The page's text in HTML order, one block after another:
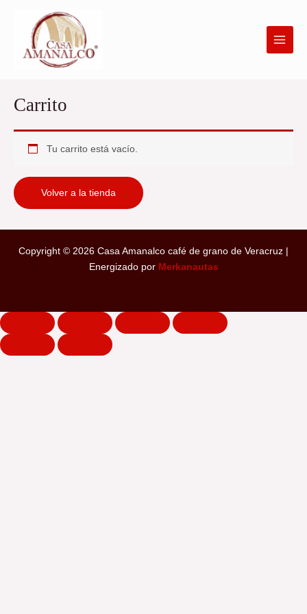
contenido
Carrito
Tu carrito está vacío.
Volver a la tienda
Copyright © 2026 Casa Amanalco café de grano de Veracruz |
Energizado por Merkanautas